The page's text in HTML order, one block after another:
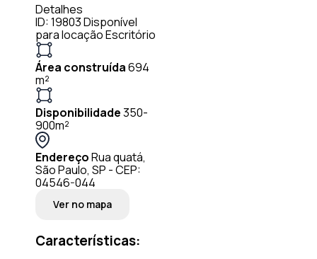
Detalhes
ID: 19803Disponível
para locaçãoEscritório
Área construída694
m²
Disponibilidade350-
900m²
EndereçoRua quatá,
São Paulo, SP - CEP:
04546-044
Ver no mapa
Características: